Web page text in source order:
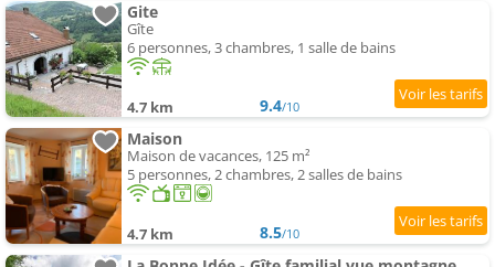
Gite
Gîte
6 personnes, 3 chambres, 1 salle de bains
4.7 km 9.4/10
Maison
Maison de vacances, 125 m²
5 personnes, 2 chambres, 2 salles de bains
4.7 km 8.5/10